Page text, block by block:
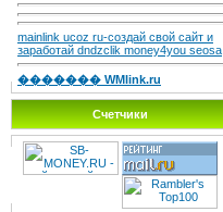
mainlink ucoz ru-создай свой сайт и
заработай dndzclik money4you seosa
������� WMlink.ru
Счетчики